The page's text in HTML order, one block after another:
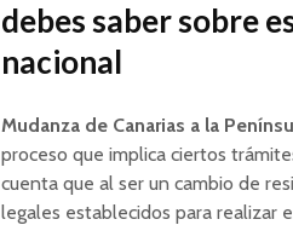
debes saber sobre
nacional
Mudanza de Canarias a la
proceso que implica ciertos
cuenta que al ser un cambio de
legales establecidos para realizar